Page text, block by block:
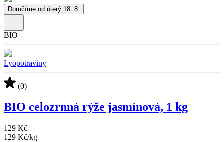
Doručíme od úterý 18. 8.
BIO
Lyopotraviny
(0)
BIO celozrnná rýže jasmínová, 1 kg
129 Kč
129 Kč/kg